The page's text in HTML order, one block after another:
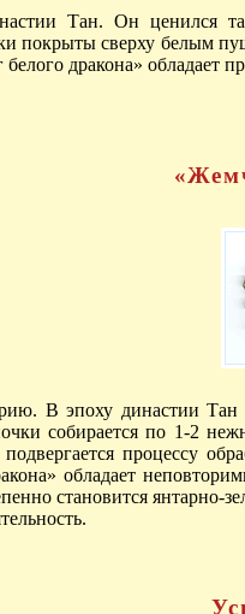
Тан. Он ценился
покрыты сверху белым
дракона» обладает
В эпоху династии Тан
собирается по 1-2
процессу
обладает
становится янтарно-